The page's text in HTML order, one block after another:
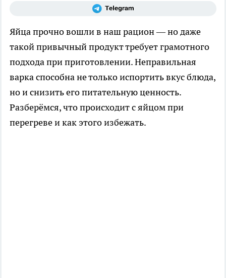
Яйца прочно вошли в наш рацион — но даже
такой привычный продукт требует грамотного
подхода при приготовлении. Неправильная
варка способна не только испортить вкус блюда,
но и снизить его питательную ценность.
Разберёмся, что происходит с яйцом при
перегреве и как этого избежать.